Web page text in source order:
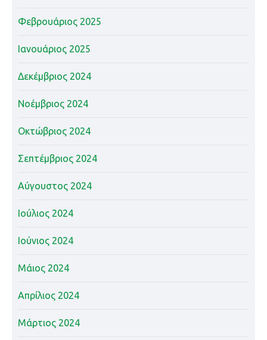
Φεβρουάριος 2025
Ιανουάριος 2025
Δεκέμβριος 2024
Νοέμβριος 2024
Οκτώβριος 2024
Σεπτέμβριος 2024
Αύγουστος 2024
Ιούλιος 2024
Ιούνιος 2024
Μάιος 2024
Απρίλιος 2024
Μάρτιος 2024